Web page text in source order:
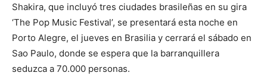
Shakira, que incluyó tres ciudades brasileñas en su gira
‘The Pop Music Festival’, se presentará esta noche en
Porto Alegre, el jueves en Brasilia y cerrará el sábado en
Sao Paulo, donde se espera que la barranquillera
seduzca a 70.000 personas.